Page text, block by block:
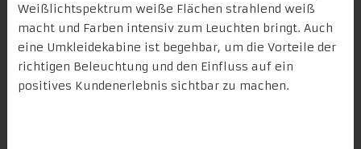
Weißlichtspektrum weiße Flächen strahlend weiß
macht und Farben intensiv zum Leuchten bringt. Auch
eine Umkleidekabine ist begehbar, um die Vorteile der
richtigen Beleuchtung und den Einfluss auf ein
positives Kundenerlebnis sichtbar zu machen.